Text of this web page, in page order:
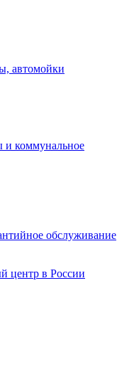
автомойки
и коммунальное
обслуживание
центр в России